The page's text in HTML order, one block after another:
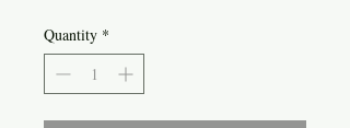
Quantity *